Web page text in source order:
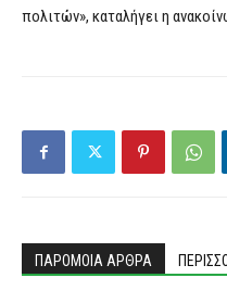
πολιτών», καταλήγει η
ΠΑΡΟΜΟΙΑ ΑΡΘΡΑ